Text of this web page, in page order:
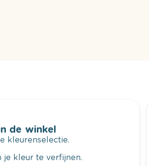
de winkel
kleurenselectie.
je kleur te verfijnen.